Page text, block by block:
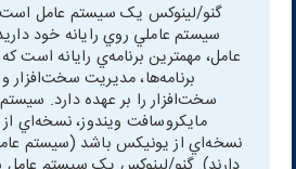
گنو/لينوکس يک سيستم عامل است.
سيستم عاملي روي رايانه خود
عامل، مهمترين برنامه‌ي رايانه است
برنامه‌ها، مديريت سخت‌افزار و
سخت‌افزار را بر عهده دارد.
مايکروسافت ويندوز، نسخه‌اي
نسخه‌اي از يونيکس باشد (سيستم